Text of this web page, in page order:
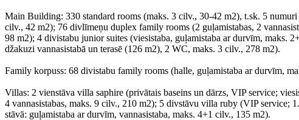
Main Building: 330 standard rooms (maks. 3 cilv., 30-42 m2), t.sk. 5
cilv., 42 m2); 76 divlīmeņu duplex family rooms (2 guļamistabas, 2
98 m2); 4 divistabu junior suites (viesistaba, guļamistaba ar durvīm, maks.
džakuzi vannasistabā un terasē (126 m2), 2 WC, maks. 3 cilv., 278 m2).
Family korpuss: 68 divistabu family rooms (halle, guļamistaba ar durvīm,
Villas: 2 vienstāva villa saphire (privātais baseins un dārzs, VIP service;
4 vannasistabas, maks. 9 cilv., 210 m2); 5 divstāvu villa ruby (VIP service;
stāvā: guļamistaba ar durvīm, vannasistaba, maks. 4+1 cilv., 135 m2).